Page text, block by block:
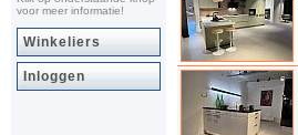
voor meer informatie!
Winkeliers
Inloggen